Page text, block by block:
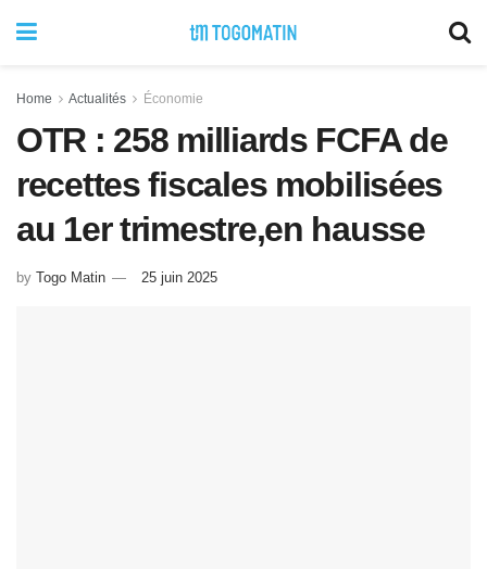
Home Actualités Économie
OTR : 258 milliards FCFA de
recettes fiscales mobilisées
au 1er trimestre,en hausse
by Togo Matin 25 juin 2025